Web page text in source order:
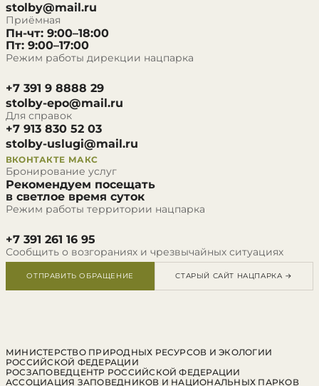
stolby@mail.ru
Приёмная
Пн-чт: 9:00–18:00
Пт: 9:00–17:00
Режим работы дирекции нацпарка
+7 391 9 8888 29
stolby-epo@mail.ru
Для справок
+7 913 830 52 03
stolby-uslugi@mail.ru
ВКОНТАКТЕ МАКС
Бронирование услуг
Рекомендуем посещать
в светлое время суток
Режим работы территории нацпарка
+7 391 261 16 95
Сообщить о возгораниях и чрезвычайных ситуациях
ОТПРАВИТЬ ОБРАЩЕНИЕ СТАРЫЙ САЙТ НАЦПАРКА →
МИНИСТЕРСТВО ПРИРОДНЫХ РЕСУРСОВ И ЭКОЛОГИИ
РОССИЙСКОЙ ФЕДЕРАЦИИ
РОСЗАПОВЕДЦЕНТР РОССИЙСКОЙ ФЕДЕРАЦИИ
АССОЦИАЦИЯ ЗАПОВЕДНИКОВ И НАЦИОНАЛЬНЫХ ПАРКОВ